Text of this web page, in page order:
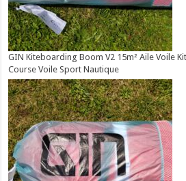
GIN Kiteboarding Boom V2 15m² Aile Voile
Course Voile Sport Nautique